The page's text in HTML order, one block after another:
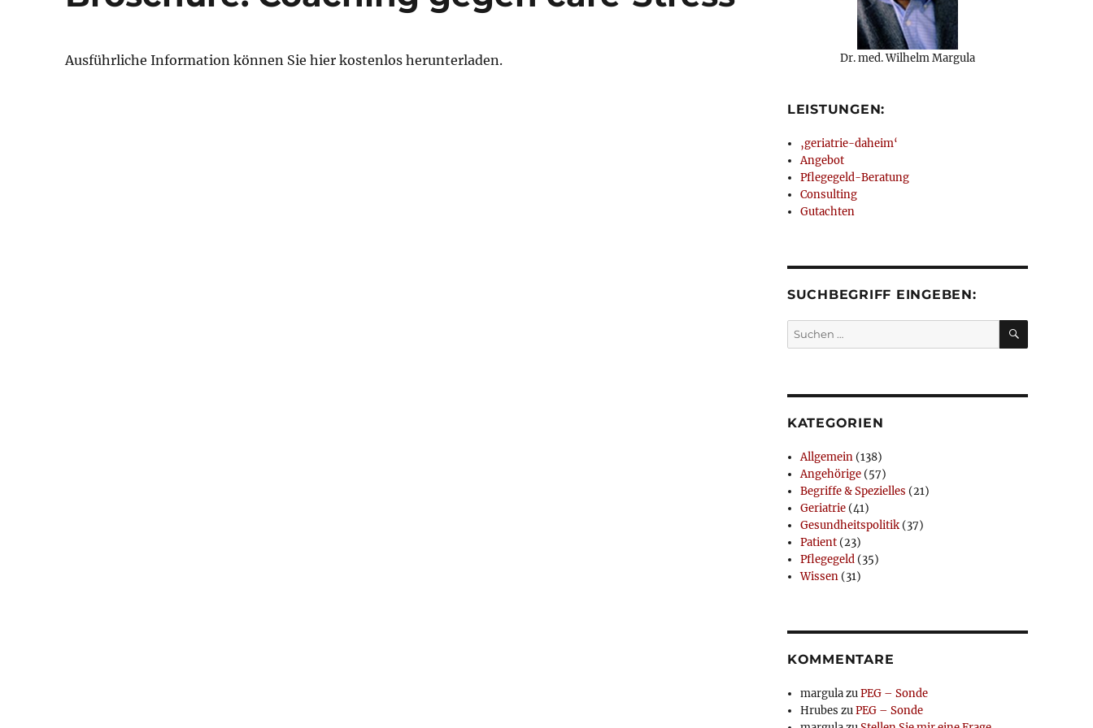
Ausführliche Information können Sie hier kostenlos herunterladen. Dr. med. Wilhelm Margula
LEISTUNGEN:
‚geriatrie-daheim‘
Angebot
Pflegegeld-Beratung
Consulting
Gutachten
SUCHBEGRIFF EINGEBEN:
Suchen
nach:
SUCHEN
KATEGORIEN
Allgemein (138)
Angehörige (57)
Begriffe & Spezielles (21)
Geriatrie (41)
Gesundheitspolitik (37)
Patient (23)
Pflegegeld (35)
Wissen (31)
KOMMENTARE
margulazuPEG – Sonde
Hrubes zuPEG – Sonde